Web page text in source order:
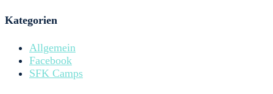
Kategorien
Allgemein
Facebook
SFK Camps